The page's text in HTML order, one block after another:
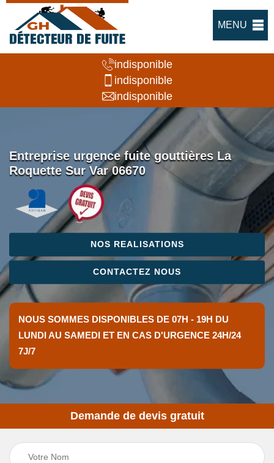
MENU
indisponible
indisponible
indisponible
Entreprise urgence fuite gouttières La
Roquette Sur Var 06670
NOS REALISATIONS
CONTACTEZ NOUS
NOUS SOMMES DISPONIBLES DE 07H - 19H DU
LUNDI AU SAMEDI ET EN CAS D'URGENCE 24H/24
7J/7
Demande de devis gratuit